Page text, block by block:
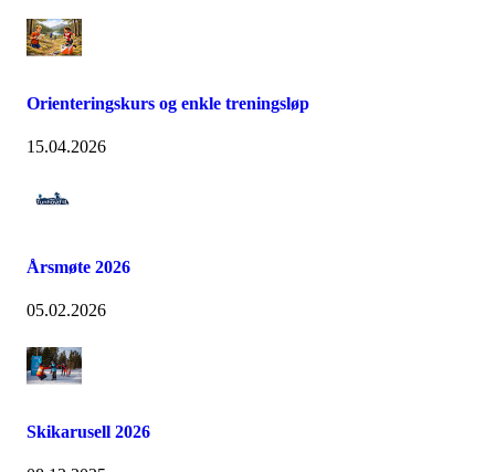
Orienteringskurs og enkle treningsløp
15.04.2026
Årsmøte 2026
05.02.2026
Skikarusell 2026